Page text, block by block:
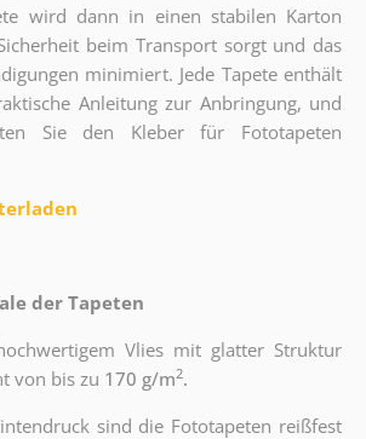
wird dann in einen stabilen Karton
beim Transport sorgt und das
minimiert. Jede Tapete enthält
Anleitung zur Anbringung, und
Sie den Kleber für Fototapeten
der Tapeten
Vlies mit glatter Struktur
von bis zu 170 g/m2.
sind die Fototapeten reißfest